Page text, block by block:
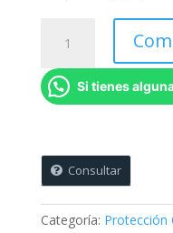
Básico
Pared
Protocolos
de
Covid
19
cantidad
Si tienes
Consultar
Categoría: Protección